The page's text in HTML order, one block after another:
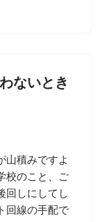
ないとき
山積みですよ
校のこと、ご
しにしてし
回線の手配で